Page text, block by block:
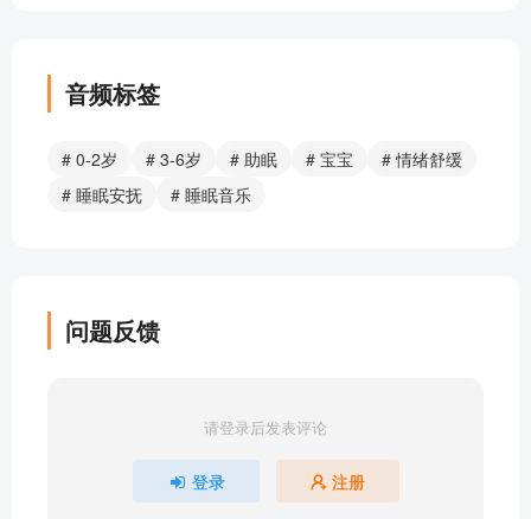
宝宝睡眠音乐22
宝宝睡眠音乐21
宝宝睡眠音乐20
宝宝睡眠音乐19
宝宝睡眠音乐15
宝宝睡眠音乐14
宝宝睡眠音乐10
音频标签
# 0-2岁 # 3-6岁 # 助眠 # 宝宝
# 情绪舒缓
# 睡眠安抚
# 睡眠音乐
问题反馈
请登录后发表评论
登录 注册